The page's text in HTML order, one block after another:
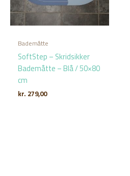
Bademåtte
SoftStep – Skridsikker
Bademåtte – Blå / 50×80
cm
kr. 279,00